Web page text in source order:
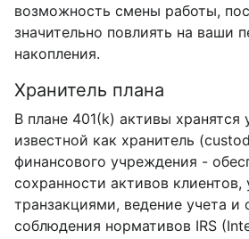
возможность смены работы,
значительно повлиять на ваши
накопления.
Хранитель плана
В плане 401(k) активы хранятся
известной как хранитель
финансового учреждения -
сохранности активов клиентов,
транзакциями, ведение учета и
соблюдения нормативов IRS